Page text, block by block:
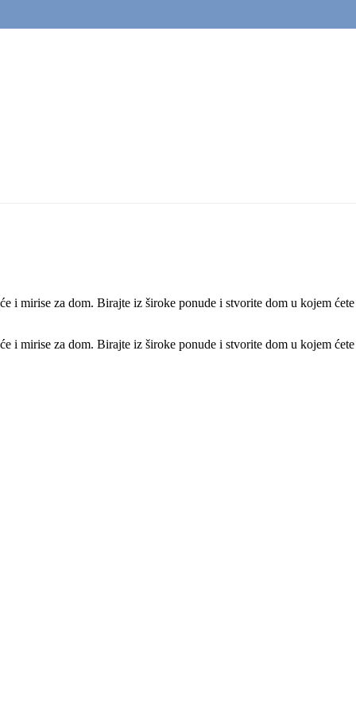
i mirise za dom. Birajte iz široke ponude i stvorite dom u kojem ćete
i mirise za dom. Birajte iz široke ponude i stvorite dom u kojem ćete